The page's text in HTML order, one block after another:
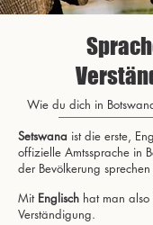
Wie du dich in
Setswana ist die erste,
offizielle Amtssprache in
der Bevölkerung
Mit Englisch hat man
Verständigung.